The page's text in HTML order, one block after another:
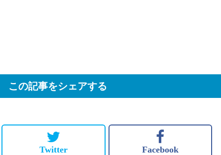
この記事をシェアする
Twitter Facebook